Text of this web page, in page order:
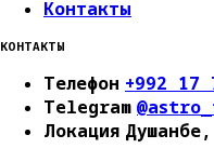
Контакты
КОНТАКТЫ
Телефон +992 17
Telegram
Локация